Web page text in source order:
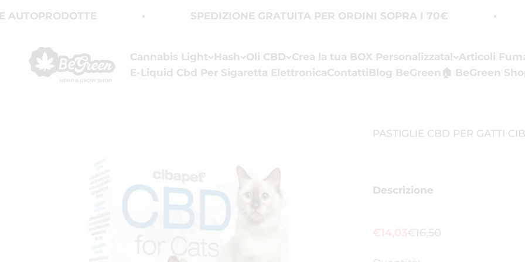
SPEDIZIONE GRATUITA PER ORDINI SOPRA I 70€
Cannabis Light Hash Oli CBD Crea la tua BOX Personalizzata! Articoli
E-Liquid Cbd Per Sigaretta ElettronicaContattiBlog BeGreen 🏠 BeGreen
BeGreen CBD
PASTIGLIE CBD PER GATTI
Descrizione
Prezzo scontato
€14,03Prezzo
€16,50